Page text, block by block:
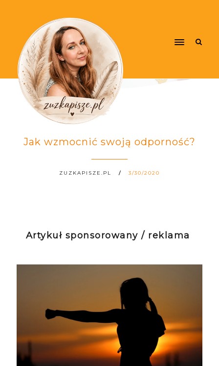
Jak wzmocnić swoją odporność?
ZUZKAPISZE.PL 3/30/2020
Artykuł sponsorowany / reklama